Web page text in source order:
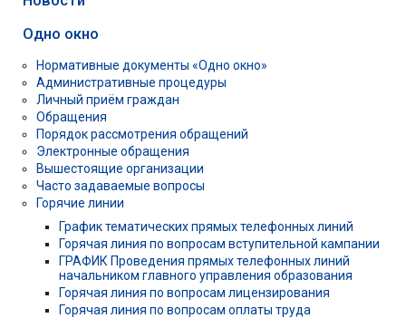
Одно окно
Нормативные документы «Одно окно»
Административные процедуры
Личный приём граждан
Обращения
Порядок рассмотрения обращений
Электронные обращения
Вышестоящие организации
Часто задаваемые вопросы
Горячие линии
График тематических прямых телефонных линий
Горячая линия по вопросам вступительной кампании
ГРАФИК Проведения прямых телефонных линий
начальником главного управления образования
Горячая линия по вопросам лицензирования
Горячая линия по вопросам оплаты труда